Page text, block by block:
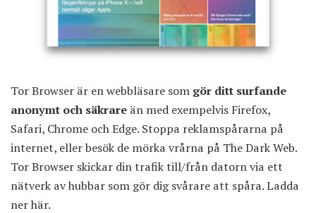
Tor Browser är en webbläsare som gör ditt surfande
anonymt och säkrare än med exempelvis Firefox,
Safari, Chrome och Edge. Stoppa reklamspårarna på
internet, eller besök de mörka vrårna på The Dark Web.
Tor Browser skickar din trafik till/från datorn via ett
nätverk av hubbar som gör dig svårare att spåra.Ladda
ner här.